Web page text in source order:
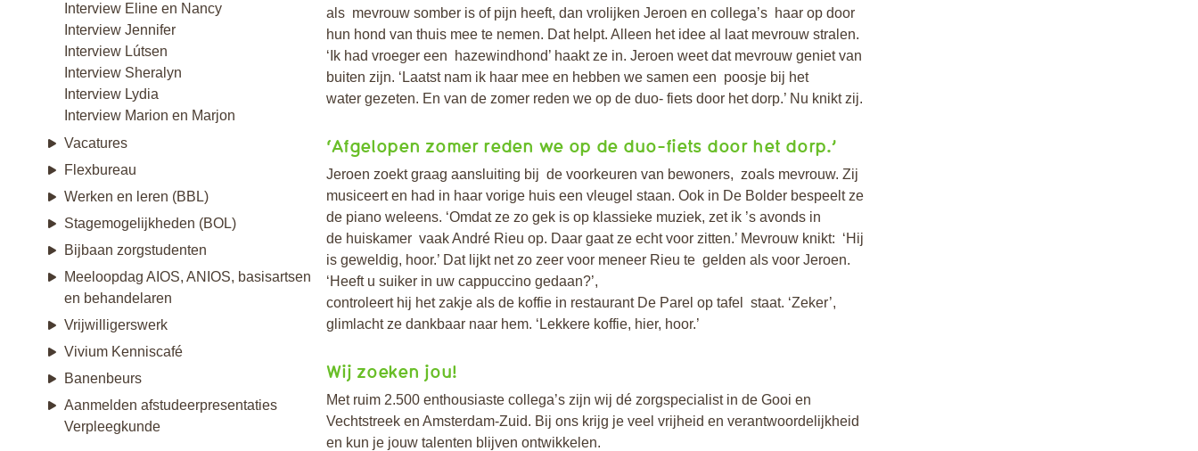
Interview Eline en Nancy
Interview Jennifer
Interview Lútsen
Interview Sheralyn
Interview Lydia
Interview Marion en Marjon
Vacatures
Flexbureau
Werken en leren (BBL)
Stagemogelijkheden (BOL)
Bijbaan zorgstudenten
Meeloopdag AIOS, ANIOS, basisartsen
en behandelaren
Vrijwilligerswerk
Vivium Kenniscafé
Banenbeurs
Aanmelden afstudeerpresentaties
Verpleegkunde
als mevrouw somber is of pijn heeft, dan vrolijken Jeroen en collega’s haar op door
hun hond van thuis mee te nemen. Dat helpt. Alleen het idee al laat mevrouw stralen.
‘Ik had vroeger een hazewindhond’ haakt ze in. Jeroen weet dat mevrouw geniet van
buiten zijn. ‘Laatst nam ik haar mee en hebben we samen een poosje bij het
water gezeten. En van de zomer reden we op de duo- fiets door het dorp.’ Nu knikt zij.
‘Afgelopen zomer reden we op de duo-fiets door het dorp.’
Jeroen zoekt graag aansluiting bij de voorkeuren van bewoners, zoals mevrouw. Zij
musiceert en had in haar vorige huis een vleugel staan. Ook in De Bolder bespeelt ze
de piano weleens. ‘Omdat ze zo gek is op klassieke muziek, zet ik ’s avonds in
de huiskamer vaak André Rieu op. Daar gaat ze echt voor zitten.’ Mevrouw knikt: ‘Hij
is geweldig, hoor.’ Dat lijkt net zo zeer voor meneer Rieu te gelden als voor Jeroen.
‘Heeft u suiker in uw cappuccino gedaan?’,
controleert hij het zakje als de koffie in restaurant De Parel op tafel staat. ‘Zeker’,
glimlacht ze dankbaar naar hem. ‘Lekkere koffie, hier, hoor.’
Wij zoeken jou!
Met ruim 2.500 enthousiaste collega’s zijn wij dé zorgspecialist in de Gooi en
Vechtstreek en Amsterdam-Zuid. Bij ons krijg je veel vrijheid en verantwoordelijkheid
en kun je jouw talenten blijven ontwikkelen.